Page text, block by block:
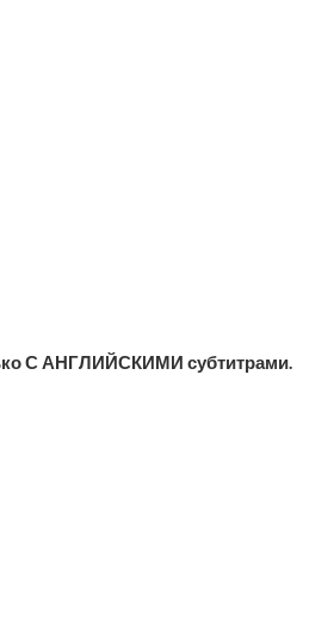
С АНГЛИЙСКИМИ субтитрами.